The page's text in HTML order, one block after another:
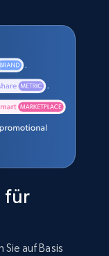
für
auf Basis